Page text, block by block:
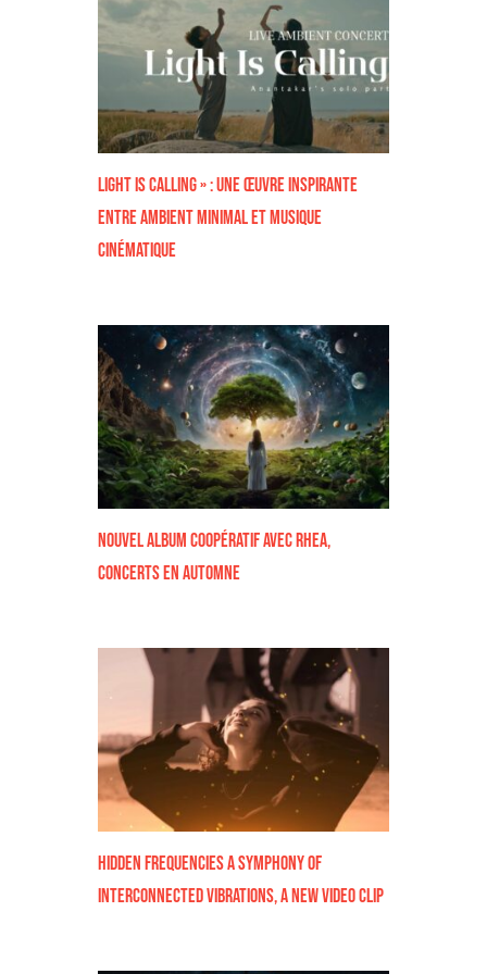
Light Is Calling » : Une Œuvre inspirante
Entre Ambient Minimal et Musique
Cinématique
nouvel album coopératif avec Rhea,
concerts en automne
Hidden Frequencies a symphony of
interconnected vibrations, a new video clip